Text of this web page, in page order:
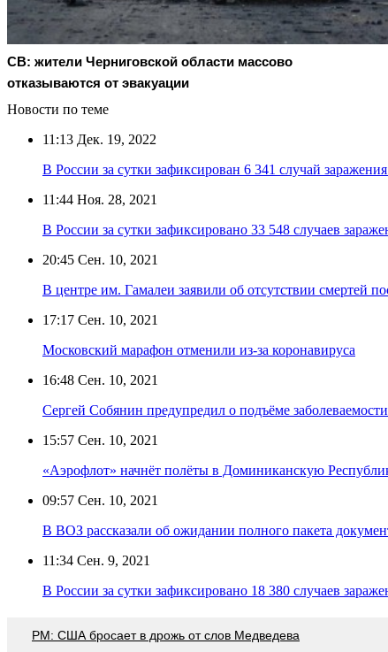
СВ: жители Черниговской области массово
отказываются от эвакуации
Новости по теме
11:13 Дек. 19, 2022
В России за сутки зафиксирован 6 341 случай
11:44 Ноя. 28, 2021
В России за сутки зафиксировано 33 548 случаев
20:45 Сен. 10, 2021
В центре им. Гамалеи заявили об отсутствии смертей
17:17 Сен. 10, 2021
Московский марафон отменили из-за коронавируса
16:48 Сен. 10, 2021
Сергей Собянин предупредил о подъёме
15:57 Сен. 10, 2021
«Аэрофлот» начнёт полёты в Доминиканскую
09:57 Сен. 10, 2021
В ВОЗ рассказали об ожидании полного пакета
11:34 Сен. 9, 2021
В России за сутки зафиксировано 18 380 случаев
PM: США бросает в дрожь от слов Медведева